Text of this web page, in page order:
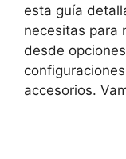
esta guía
necesitas para
desde
accesorios.